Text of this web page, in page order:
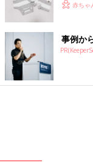
赤ちゃ
事例か